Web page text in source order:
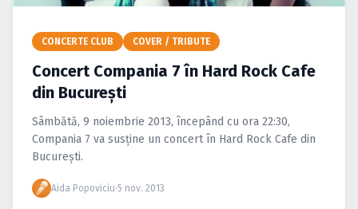
Caută în site...
CONCERTE CLUB COVER / TRIBUTE
Concert Compania 7 în Hard Rock Cafe
din Bucureşti
Sâmbătă, 9 noiembrie 2013, începând cu ora 22:30,
Compania 7 va susţine un concert în Hard Rock Cafe din
Bucureşti.
Aida Popoviciu·5 nov. 2013